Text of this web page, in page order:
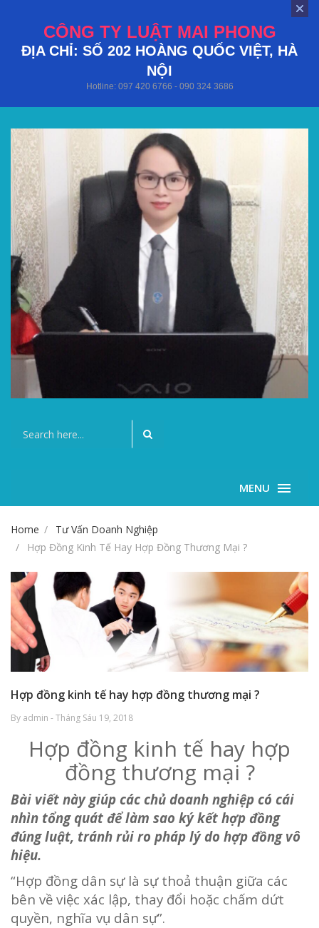
CÔNG TY LUẬT MAI PHONG
ĐỊA CHỈ: SỐ 202 HOÀNG QUỐC VIỆT, HÀ
NỘI
Hotline: 097 420 6766 - 090 324 3686
MENU
Home
Tư Vấn Doanh Nghiệp
Hợp Đồng Kinh Tế Hay Hợp Đồng Thương Mại ?
Hợp đồng kinh tế hay hợp đồng thương mại ?
By admin - Tháng Sáu 19, 2018
Hợp đồng kinh tế hay hợp
đồng thương mại ?
Bài viết này giúp các chủ doanh nghiệp có cái
nhìn tổng quát để làm sao ký kết hợp đồng
đúng luật, tránh rủi ro pháp lý do hợp đồng vô
hiệu.
“Hợp đồng dân sự là sự thoả thuận giữa các
bên về việc xác lập, thay đổi hoặc chấm dứt
quyền, nghĩa vụ dân sự”.